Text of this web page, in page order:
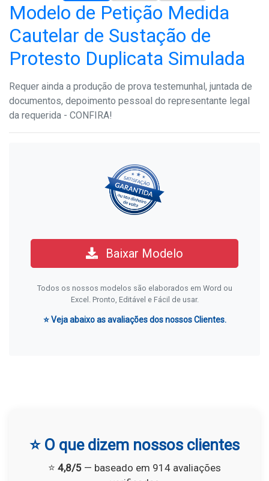
Modelo de Petição Medida
Cautelar de Sustação de
Protesto Duplicata Simulada
Requer ainda a produção de prova testemunhal, juntada de
documentos, depoimento pessoal do representante legal
da requerida - CONFIRA!
Baixar Modelo
Todos os nossos modelos são elaborados em Word ou
Excel. Pronto, Editável e Fácil de usar.
⭐ Veja abaixo as avaliações dos nossos Clientes.
⭐ O que dizem nossos clientes
⭐ 4,8/5 — baseado em 914 avaliações